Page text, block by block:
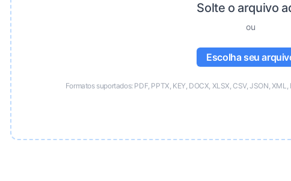
Solte o arquivo
ou
Escolha seu
Formatos suportados: PDF, PPTX, KEY, DOCX, XLSX, CSV, JSON, XML,